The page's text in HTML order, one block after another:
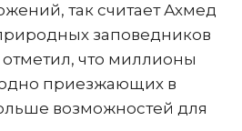
так считает Ахмед
заповедников
что миллионы
приезжающих в
возможностей для